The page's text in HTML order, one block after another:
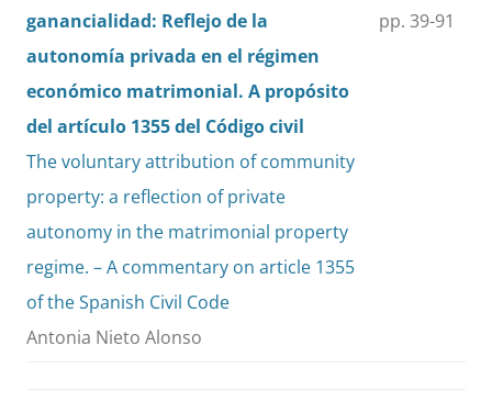
ganancialidad: Reflejo de la
autonomía privada en el régimen
económico matrimonial. A propósito
del artículo 1355 del Código civil
The voluntary attribution of community
property: a reflection of private
autonomy in the matrimonial property
regime. – A commentary on article 1355
of the Spanish Civil Code
Antonia Nieto Alonso
pp. 39-91